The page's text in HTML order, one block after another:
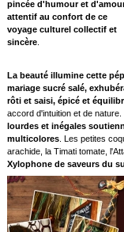
pincée d'humour et
attentif au confort de ce
voyage culturel collectif et
sincère.
La beauté illumine cette
mariage sucré salé,
rôti et saisi, épicé et
accord d'intuition et de nature.
lourdes et inégales
multicolores. Les petites
arachide, la Timati tomate,
Xylophone de saveurs du